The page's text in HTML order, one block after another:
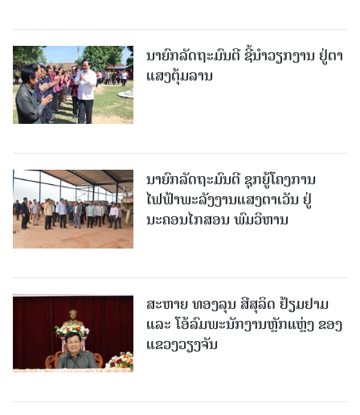
ນາຍົກລັດຖະມົນຕີ ຊີ້ນຳວຽກງານ ຢູ່ຕາ
ແສງຕຸ້ມລານ
ນາຍົກລັດຖະມົນຕີ ຊຸກຍູ້ໂຄງການ
ໄຟຟ້າພະລັງງານແສງຕາເວັນ ຢູ່
ນະຄອນໄກສອນ ພົມວິຫານ
ສະຫາຍ ທອງລຸນ ສີສຸລິດ ຢ້ຽມຢາມ
ແລະ ໂອ້ລົມພະນັກງານຫຼັກແຫຼ່ງ ຂອງ
ແຂວງວຽງຈັນ